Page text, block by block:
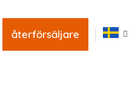
återförsäljare